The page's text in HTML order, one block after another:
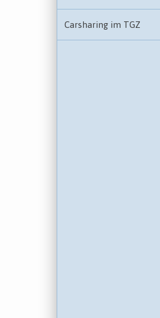
Carsharing im TGZ